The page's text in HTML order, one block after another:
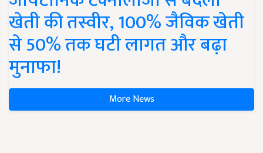
खेती की तस्वीर, 100% जैविक खेती
से 50% तक घटी लागत और बढ़ा
मुनाफा!
More News